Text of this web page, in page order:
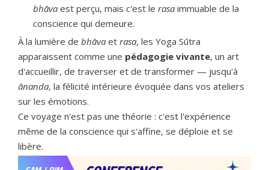
bhāva est perçu, mais c'est le rasa immuable de la
conscience qui demeure.
À la lumière de bhāva et rasa, les Yoga Sūtra
apparaissent comme une pédagogie vivante, un art
d'accueillir, de traverser et de transformer — jusqu'à
ānanda, la félicité intérieure évoquée dans vos ateliers
sur les émotions.
Ce voyage n'est pas une théorie : c'est l'expérience
même de la conscience qui s'affine, se déploie et se
libère.